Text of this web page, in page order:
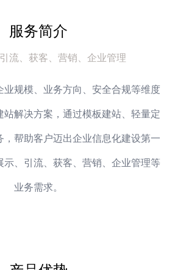
服务简介
流、获客、营销、企业管理
业规模、业务方向、安全合规等维度
解决方案，通过模板建站、轻量定
帮助客户迈出企业信息化建设第一
示、引流、获客、营销、企业管理等
业务需求。